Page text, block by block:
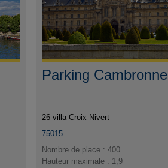
Parking Cambronne
26 villa Croix Nivert
75015
Nombre de place : 400
Hauteur maximale : 1,9